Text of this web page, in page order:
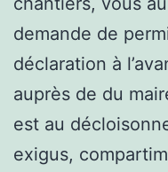
demande de
déclaration à
auprès de du
est au
exigus,